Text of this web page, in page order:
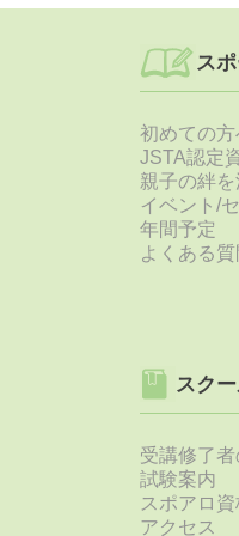
ス
初めての方
JSTA認定
親子の絆
イベント/
年間予定
よくある質
スク
受講修了
試験案内
スポアロ
アクセス